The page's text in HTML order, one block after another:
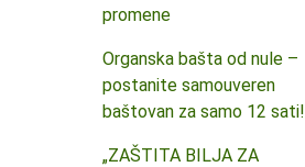
promene
Organska bašta od nule –
postanite samouveren
baštovan za samo 12 sati!
„ZAŠTITA BILJA ZA